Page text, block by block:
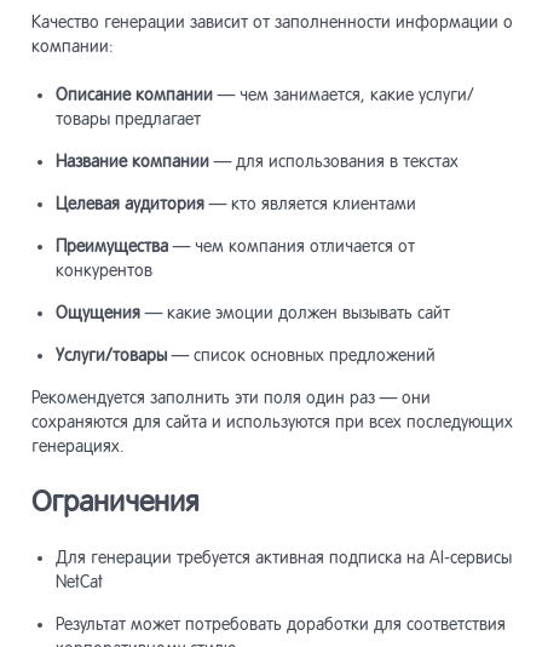
Качество генерации зависит от заполненности информации о
компании:
Описание компании— чем занимается, какие услуги/
товары предлагает
Название компании— для использования в текстах
Целевая аудитория— кто является клиентами
Преимущества— чем компания отличается от
конкурентов
Ощущения— какие эмоции должен вызывать сайт
Услуги/товары— список основных предложений
Рекомендуется заполнить эти поля один раз — они
сохраняются для сайта и используются при всех последующих
генерациях.
Ограничения
Для генерации требуется активная подписка на AI-сервисы
NetCat
Результат может потребовать доработки для соответствия